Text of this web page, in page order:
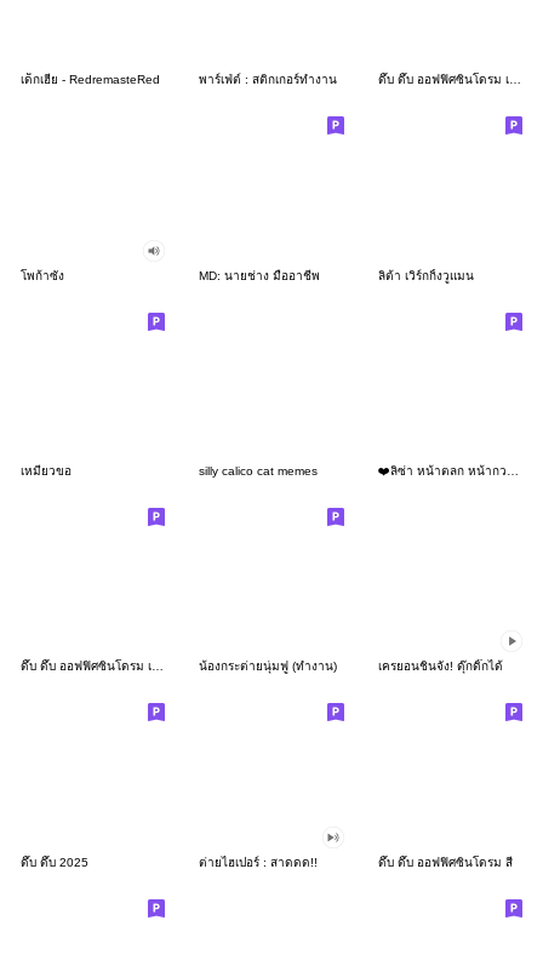
เด็กเฮีย - RedremasteRed พาร์เฟ่ต์ : สติกเกอร์ทำงาน ดึ๊บ ดึ๊บ ออฟฟิศซินโดรม เจ็ด
โพก้าซัง MD: นายช่าง มืออาชีพ ลิต้า เวิร์กกิ้งวูแมน
เหมียวขอ silly calico cat memes
ดึ๊บ ดึ๊บ ออฟฟิศซินโดรม เก้า น้องกระต่ายนุ่มฟู (ทำงาน) เครยอนชินจัง! ดุ๊กดิ๊กได้
ดึ๊บ ดึ๊บ 2025 ต่ายไฮเปอร์ : สาดดด!! ดึ๊บ ดึ๊บ ออฟฟิศซินโดรม สี่